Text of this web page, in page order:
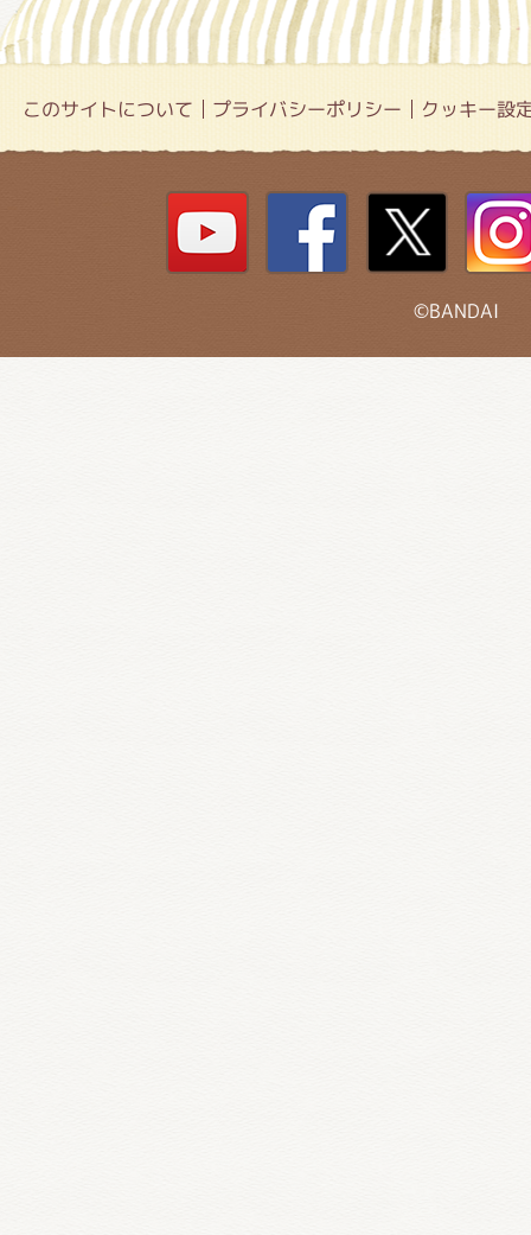
このサイトについて プライバシーポリシー クッキー設
©BANDAI